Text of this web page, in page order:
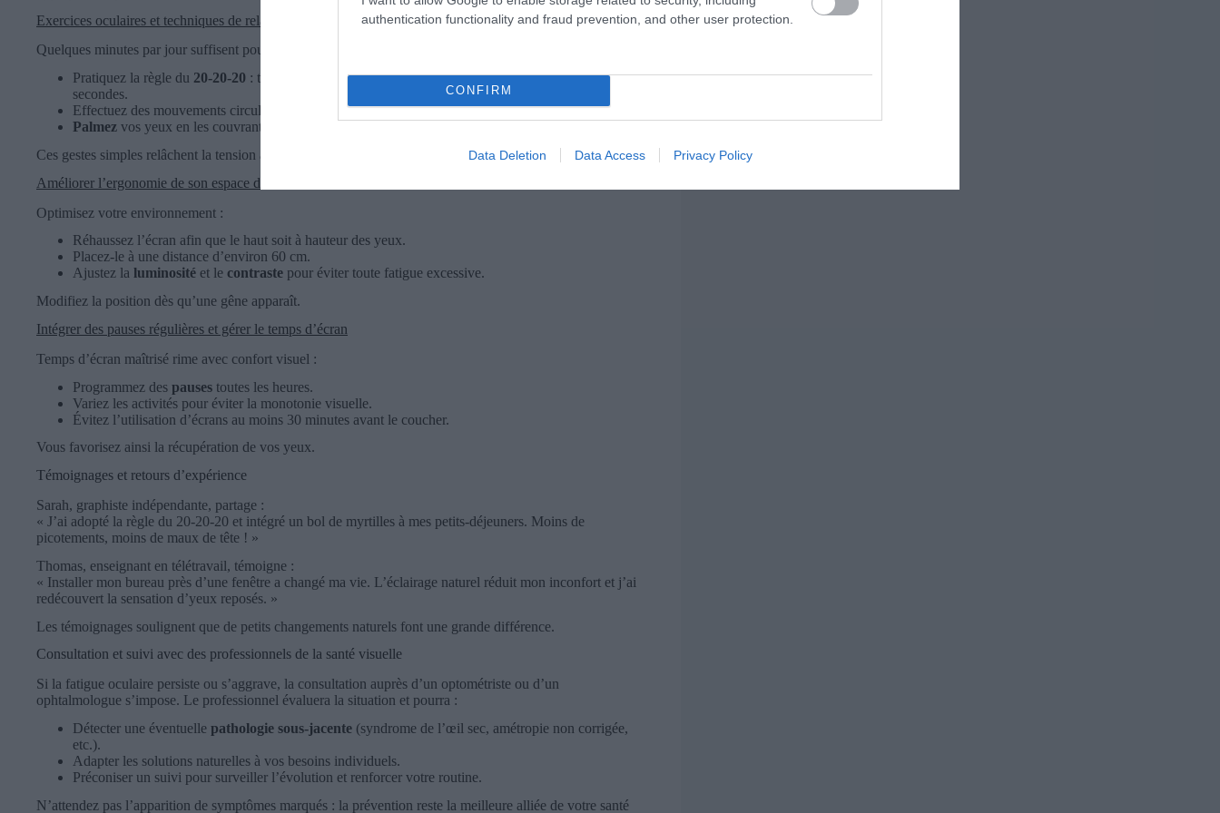
authentication functionality and fraud prevention, and other user protection.
CONFIRM
Data Deletion Data Access Privacy Policy
Exercices oculaires et techniques de relaxation
Quelques minutes par jour suffisent pour détendre les muscles oculaires et stimuler la circulation :
Pratiquez la règle du 20-20-20 : toutes les 20 minutes, fixez un point à 20 mètres pendant 20
secondes.
Effectuez des mouvements circulaires avec les yeux pour assouplir les muscles.
Palmez vos yeux en les couvrant chaleureusement avec les paumes pendant 1 à 2 minutes.
Ces gestes simples relâchent la tension accumulée.
Améliorer l’ergonomie de son espace de travail
Optimisez votre environnement :
Réhaussez l’écran afin que le haut soit à hauteur des yeux.
Placez-le à une distance d’environ 60 cm.
Ajustez la luminosité et le contraste pour éviter toute fatigue excessive.
Modifiez la position dès qu’une gêne apparaît.
Intégrer des pauses régulières et gérer le temps d’écran
Temps d’écran maîtrisé rime avec confort visuel :
Programmez des pauses toutes les heures.
Variez les activités pour éviter la monotonie visuelle.
Évitez l’utilisation d’écrans au moins 30 minutes avant le coucher.
Vous favorisez ainsi la récupération de vos yeux.
Témoignages et retours d’expérience
Sarah, graphiste indépendante, partage :
« J’ai adopté la règle du 20-20-20 et intégré un bol de myrtilles à mes petits-déjeuners. Moins de
picotements, moins de maux de tête ! »
Thomas, enseignant en télétravail, témoigne :
« Installer mon bureau près d’une fenêtre a changé ma vie. L’éclairage naturel réduit mon inconfort et j’ai
redécouvert la sensation d’yeux reposés. »
Les témoignages soulignent que de petits changements naturels font une grande différence.
Consultation et suivi avec des professionnels de la santé visuelle
Si la fatigue oculaire persiste ou s’aggrave, la consultation auprès d’un optométriste ou d’un
ophtalmologue s’impose. Le professionnel évaluera la situation et pourra :
Détecter une éventuelle pathologie sous-jacente (syndrome de l’œil sec, amétropie non corrigée,
etc.).
Adapter les solutions naturelles à vos besoins individuels.
Préconiser un suivi pour surveiller l’évolution et renforcer votre routine.
N’attendez pas l’apparition de symptômes marqués : la prévention reste la meilleure alliée de votre santé